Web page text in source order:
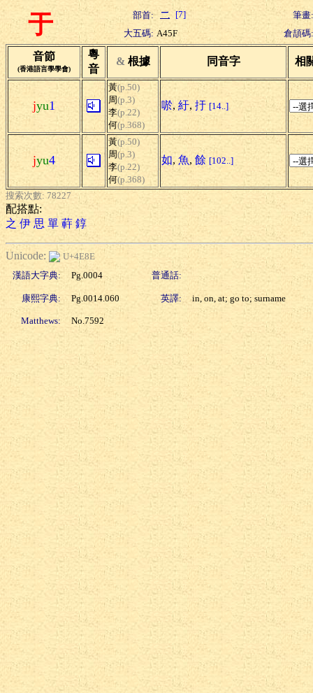
于 部首: [7]
筆畫:
大五碼: A45F 倉頡碼:
音節
(香港語言學學會)
粵
音
& 根據 同音字 相
jyu1
黃(p.50)
周(p.3)
李(p.22)
何(p.368)
唹, 紆, 扜 [14..]
jyu4
黃(p.50)
周(p.3)
李(p.22)
何(p.368)
如, 魚, 餘 [102..]
搜索次數: 78227
配搭點:
之 伊 思 單 蓒 錞
Unicode:
U+4E8E
漢語大字典:
Pg.0004 普通話:
康熙字典: Pg.0014.060 英譯: in, on, at; go to; surname
Matthews: No.7592